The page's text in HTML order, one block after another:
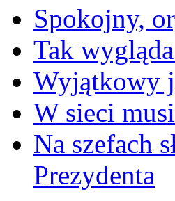
Spokojny,
Tak
Wyjątkowy
W sieci
Na szefach
Prezydenta